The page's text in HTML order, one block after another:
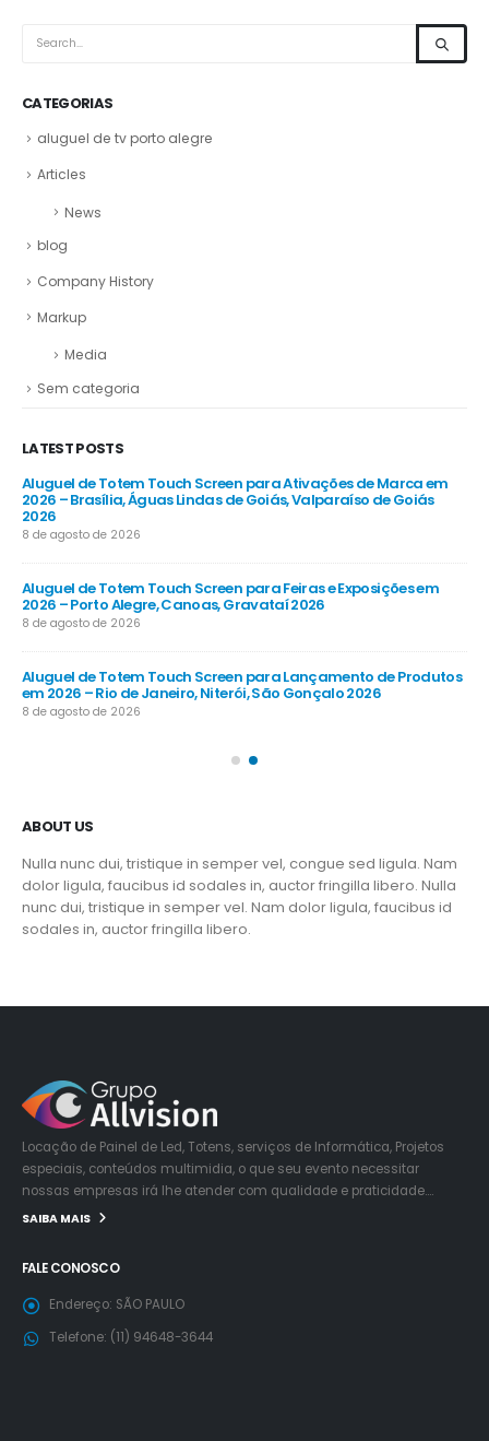
CATEGORIAS
aluguel de tv porto alegre
Articles
News
blog
Company History
Markup
Media
Sem categoria
LATEST POSTS
Aluguel de Totem Touch Screen para Ativações de Marca em
2026 – Brasília, Águas Lindas de Goiás, Valparaíso de Goiás
2026
8 de agosto de 2026
Aluguel de Totem Touch Screen para Feiras e Exposições em
2026 – Porto Alegre, Canoas, Gravataí 2026
8 de agosto de 2026
Aluguel de Totem Touch Screen para Lançamento de Produtos
em 2026 – Rio de Janeiro, Niterói, São Gonçalo 2026
8 de agosto de 2026
ABOUT US
Nulla nunc dui, tristique in semper vel, congue sed ligula. Nam
dolor ligula, faucibus id sodales in, auctor fringilla libero. Nulla
nunc dui, tristique in semper vel. Nam dolor ligula, faucibus id
sodales in, auctor fringilla libero.
Locação de Painel de Led, Totens, serviços de Informática, Projetos
especiais, conteúdos multimidia, o que seu evento necessitar
nossas empresas irá lhe atender com qualidade e praticidade….
SAIBA MAIS
FALE CONOSCO
Endereço: SÃO PAULO
Telefone: (11) 94648-3644